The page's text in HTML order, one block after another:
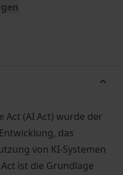
Act (AI Act) wurde der
das
von KI-Systemen
ist die Grundlage